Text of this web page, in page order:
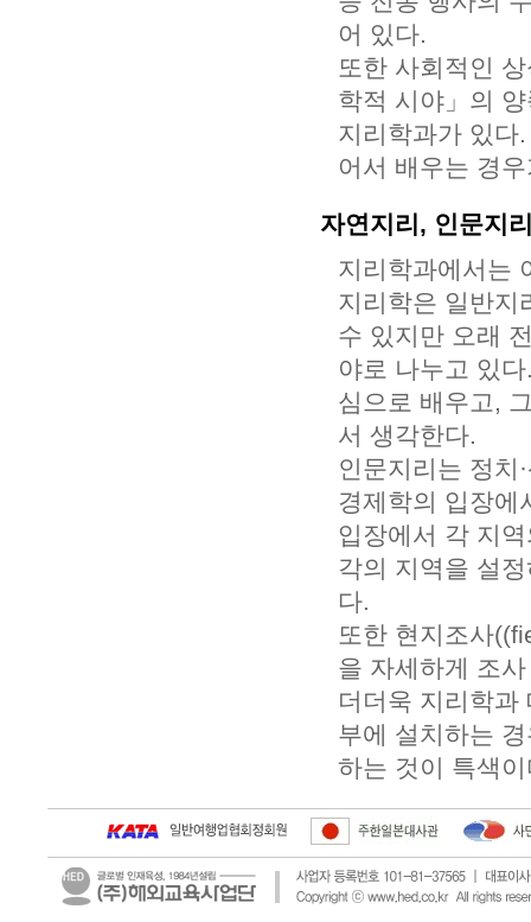
어 있다.
또한 사회적인
학적 시야」의
지리학과가 있다
어서 배우는 경
자연지리, 인문지
지리학과에서는
지리학은 일반지
수 있지만 오래
야로 나누고 있
심으로 배우고,
서 생각한다.
인문지리는 정치
경제학의 입장에
입장에서 각 지
각의 지역을 설
다.
또한 현지조사
을 자세하게 조
더더욱 지리학과
부에 설치하는
하는 것이 특색